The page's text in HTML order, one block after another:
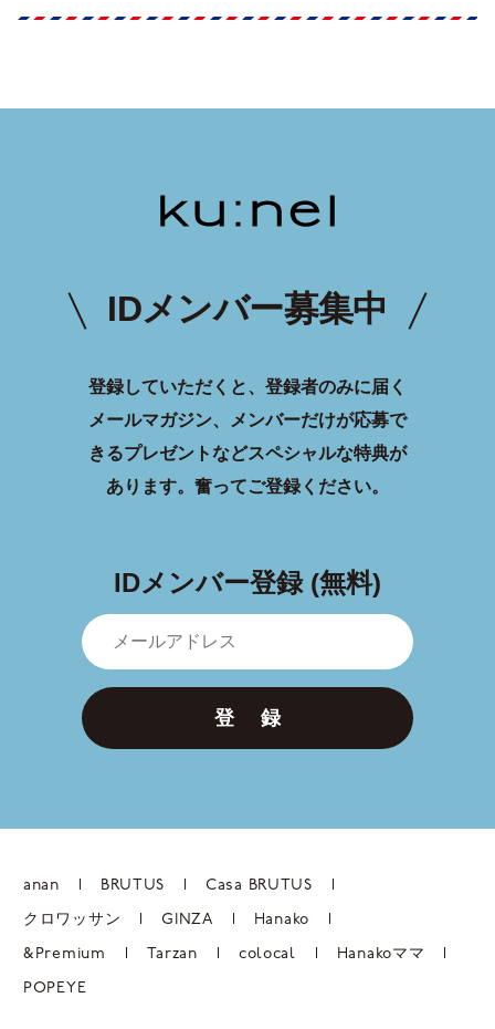
IDメンバー募集中
登録していただくと、登録者のみに届く
メールマガジン、メンバーだけが応募で
きるプレゼントなどスペシャルな特典が
あります。 奮ってご登録ください。
IDメンバー登録 (無料)
登 録
anan BRUTUS Casa BRUTUS
クロワッサン GINZA Hanako
&Premium Tarzan colocal Hanakoママ
POPEYE